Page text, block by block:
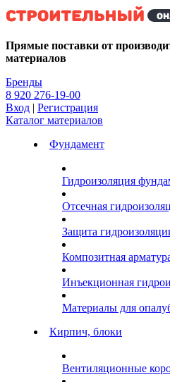
Kg
Прямые поставки от
материалов
Бренды
8 920 276-19-00
Вход | Регистрация
Каталог материалов
Фундамент
Гидроизоляция
Отсечная
Защита
Композитная
Инъекционная
Материалы для
Кирпич, блоки
Вентиляционные